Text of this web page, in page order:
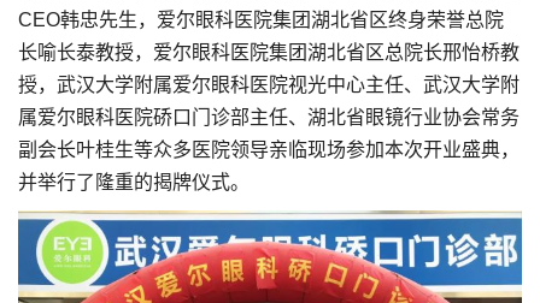
CEO韩忠先生，爱尔眼科医院集团湖北省区终身荣誉总院
长喻长泰教授，爱尔眼科医院集团湖北省区总院长邢怡桥教
授，武汉大学附属爱尔眼科医院视光中心主任、武汉大学附
属爱尔眼科医院硚口门诊部主任、湖北省眼镜行业协会常务
副会长叶桂生等众多医院领导亲临现场参加本次开业盛典，
并举行了隆重的揭牌仪式。